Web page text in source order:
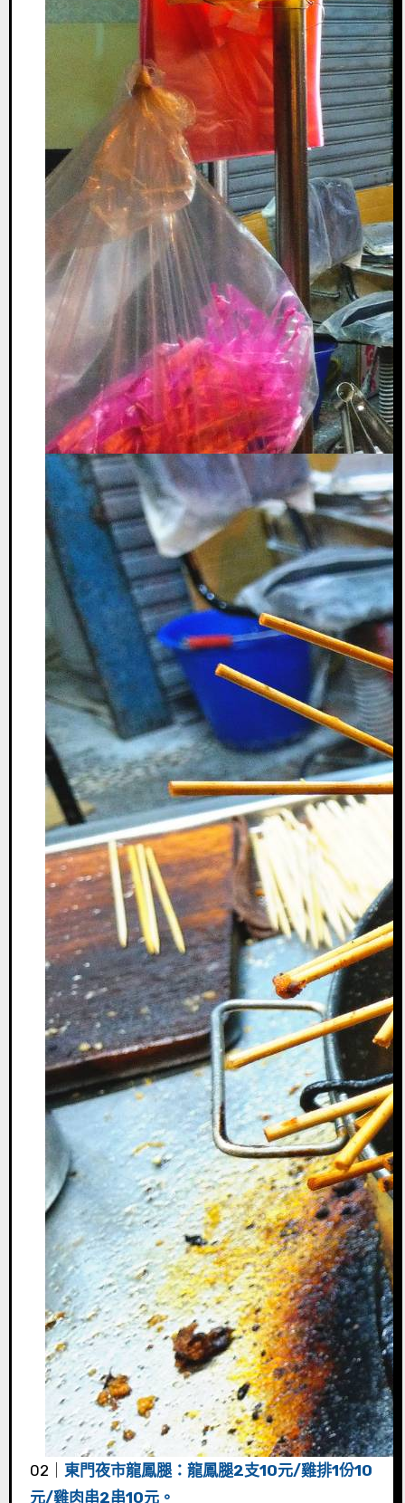
02｜ 東門夜市龍鳳腿：龍鳳腿2支10元/雞排1份10
元/雞肉串2串10元。